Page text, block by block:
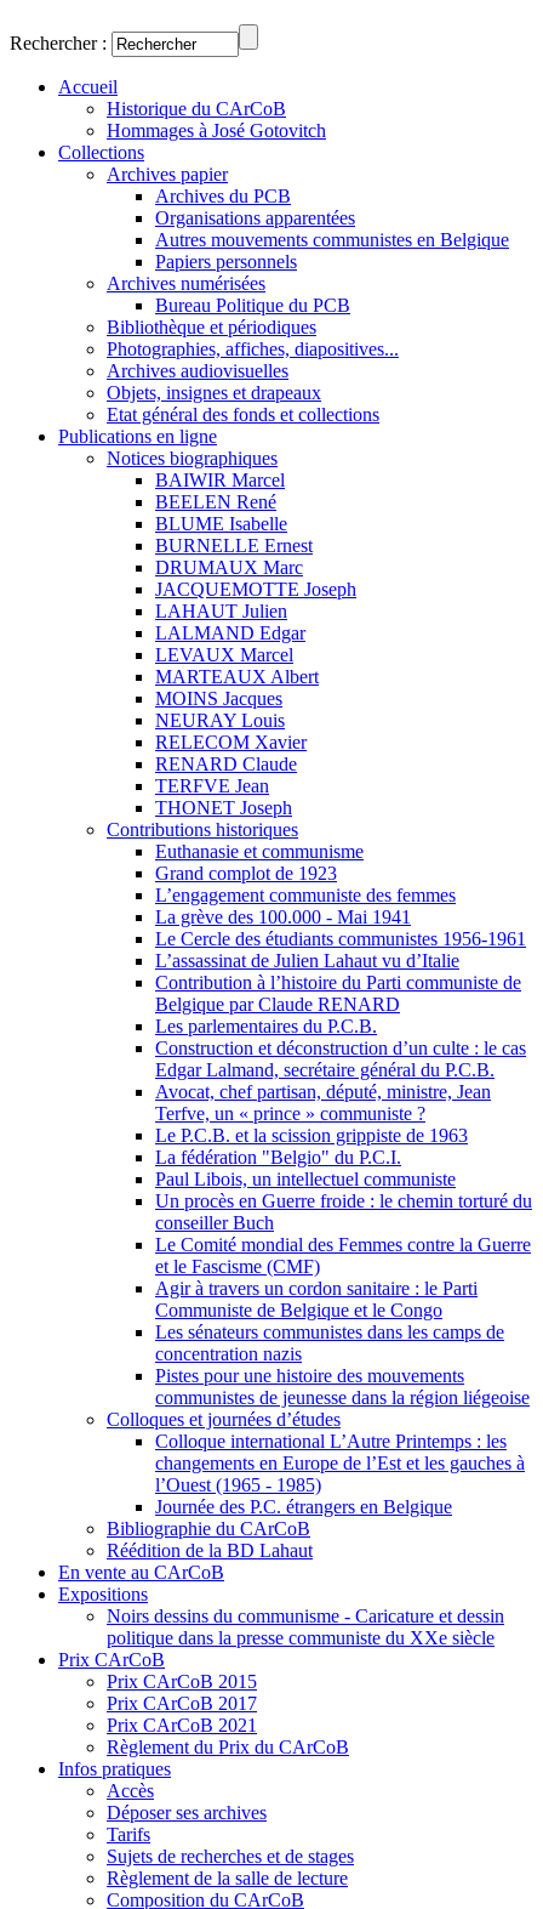
Rechercher :
Accueil
Historique du CArCoB
Hommages à José Gotovitch
Collections
Archives papier
Archives du PCB
Organisations apparentées
Autres mouvements communistes en Belgique
Papiers personnels
Archives numérisées
Bureau Politique du PCB
Bibliothèque et périodiques
Photographies, affiches, diapositives...
Archives audiovisuelles
Objets, insignes et drapeaux
Etat général des fonds et collections
Publications en ligne
Notices biographiques
BAIWIR Marcel
BEELEN René
BLUME Isabelle
BURNELLE Ernest
DRUMAUX Marc
JACQUEMOTTE Joseph
LAHAUT Julien
LALMAND Edgar
LEVAUX Marcel
MARTEAUX Albert
MOINS Jacques
NEURAY Louis
RELECOM Xavier
RENARD Claude
TERFVE Jean
THONET Joseph
Contributions historiques
Euthanasie et communisme
Grand complot de 1923
L’engagement communiste des femmes
La grève des 100.000 - Mai 1941
Le Cercle des étudiants communistes 1956-1961
L’assassinat de Julien Lahaut vu d’Italie
Contribution à l’histoire du Parti communiste de
Belgique par Claude RENARD
Les parlementaires du P.C.B.
Construction et déconstruction d’un culte : le cas
Edgar Lalmand, secrétaire général du P.C.B.
Avocat, chef partisan, député, ministre, Jean
Terfve, un « prince » communiste ?
Le P.C.B. et la scission grippiste de 1963
La fédération "Belgio" du P.C.I.
Paul Libois, un intellectuel communiste
Un procès en Guerre froide : le chemin torturé du
conseiller Buch
Le Comité mondial des Femmes contre la Guerre
et le Fascisme (CMF)
Agir à travers un cordon sanitaire : le Parti
Communiste de Belgique et le Congo
Les sénateurs communistes dans les camps de
concentration nazis
Pistes pour une histoire des mouvements
communistes de jeunesse dans la région liégeoise
Colloques et journées d’études
Colloque international L’Autre Printemps : les
changements en Europe de l’Est et les gauches à
l’Ouest (1965 - 1985)
Journée des P.C. étrangers en Belgique
Bibliographie du CArCoB
Réédition de la BD Lahaut
En vente au CArCoB
Expositions
Noirs dessins du communisme - Caricature et dessin
politique dans la presse communiste du XXe siècle
Prix CArCoB
Prix CArCoB 2015
Prix CArCoB 2017
Prix CArCoB 2021
Règlement du Prix du CArCoB
Infos pratiques
Accès
Déposer ses archives
Tarifs
Sujets de recherches et de stages
Règlement de la salle de lecture
Composition du CArCoB